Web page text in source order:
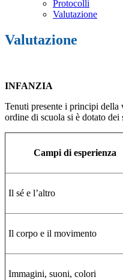
Protocolli
Valutazione
Valutazione
INFANZIA
Tenuti presente i principi della
ordine di scuola si è dotato
Campi di esperienza
Il sé e l’altro
Il corpo e il movimento
Immagini, suoni, colori